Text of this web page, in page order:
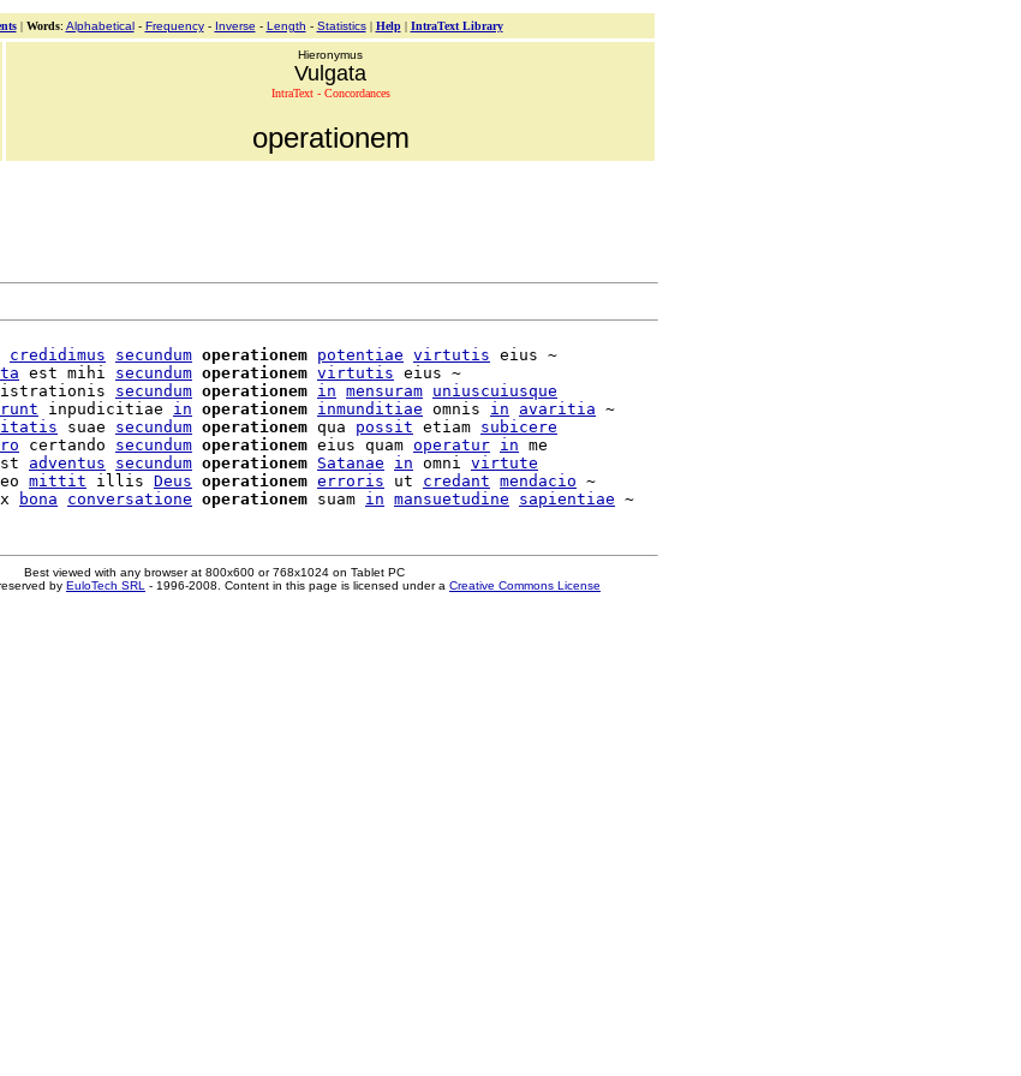
| Words: Alphabetical- Frequency- Inverse - Length - Statistics| Help| IntraText Library
Hieronymus
Vulgata
IntraText - Concordances
operationem
credidimus secundum operationem potentiae virtutis eius ~
est mihi secundum operationem virtutis eius ~
secundum operationem in mensuram uniuscuiusque
inpudicitiae in operationem inmunditiae omnis in avaritia ~
suae secundum operationem qua possit etiam subicere
certando secundum operationem eius quam operatur in me
adventus secundum operationem Satanae in omni virtute
mittit illis Deus operationem erroris ut credant mendacio ~
bona conversatione operationem suam in mansuetudine sapientiae
Best viewed with any browser at 800x600 or 768x1024 on Tablet PC
by EuloTech SRL - 1996-2008. Content in this page is licensed under a Creative Commons License